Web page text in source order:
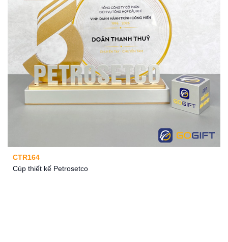
CTR164
Cúp thiết kế Petrosetco